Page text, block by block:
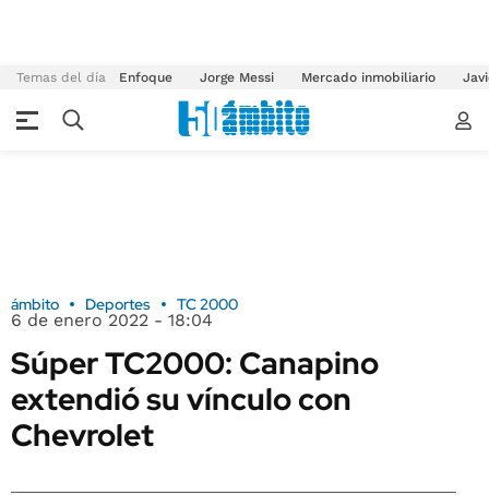
Temas del día Enfoque Jorge Messi Mercado inmobiliario
ámbito Deportes TC 2000
6 de enero 2022 - 18:04
Súper TC2000: Canapino
extendió su vínculo con
Chevrolet